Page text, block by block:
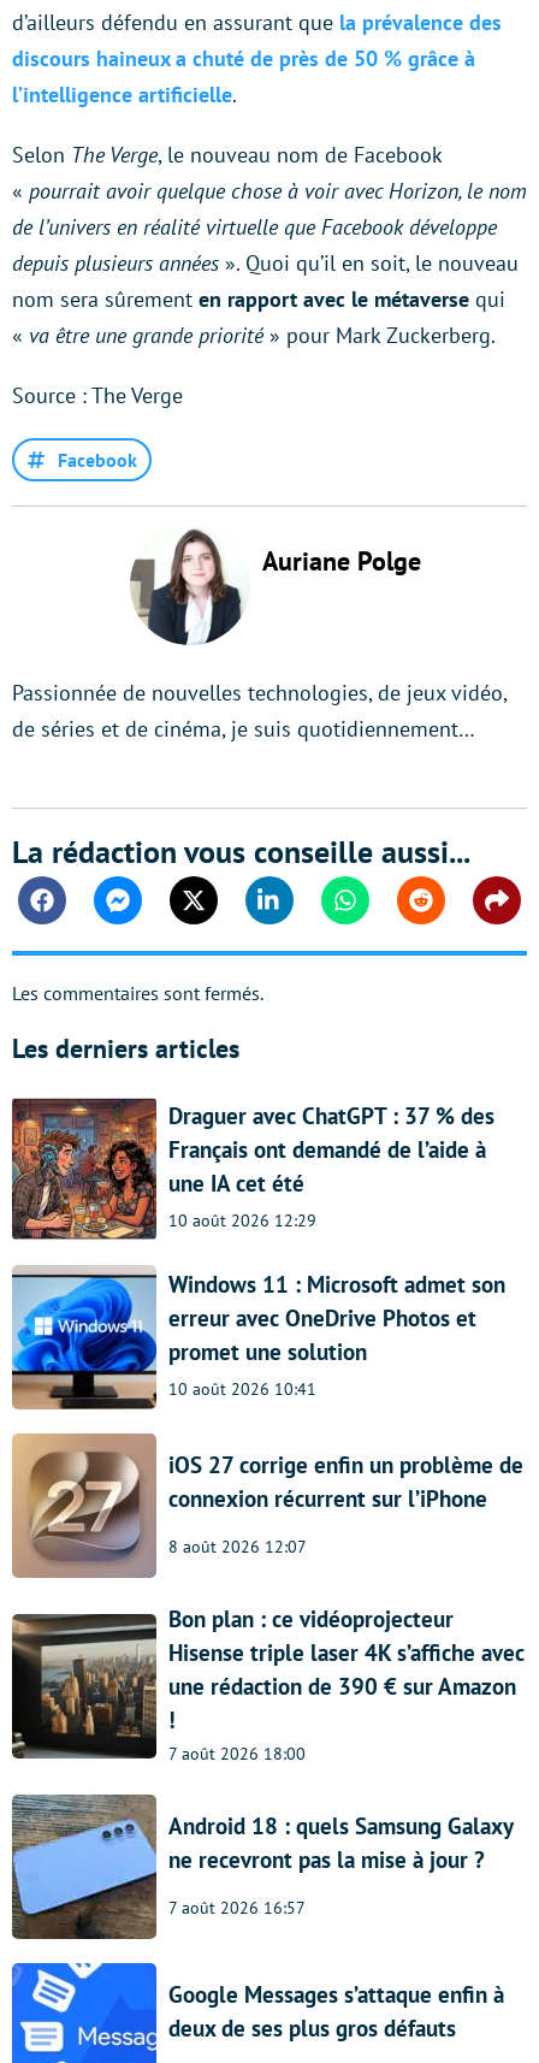
d’ailleurs défendu en assurant que la prévalence des
discours haineux a chuté de près de 50 % grâce à
l’intelligence artificielle.
Selon The Verge, le nouveau nom de Facebook
« pourrait avoir quelque chose à voir avec Horizon, le nom
de l’univers en réalité virtuelle que Facebook développe
depuis plusieurs années ». Quoi qu’il en soit, le nouveau
nom sera sûrement en rapport avec le métaverse qui
« va être une grande priorité» pour Mark Zuckerberg.
Source : The Verge
Facebook
Auriane Polge
Passionnée de nouvelles technologies, de jeux vidéo,
de séries et de cinéma, je suis quotidiennement…
La rédaction vous conseille aussi...
FacebookMessengerTwitter Linkedin WhatsappReddit
Les commentaires sont fermés.
Les derniers articles
Draguer avec ChatGPT : 37 % des
Français ont demandé de l’aide à
une IA cet été
10 août 2026 12:29
Windows 11 : Microsoft admet son
erreur avec OneDrive Photos et
promet une solution
10 août 2026 10:41
iOS 27 corrige enfin un problème de
connexion récurrent sur l’iPhone
8 août 2026 12:07
Bon plan : ce vidéoprojecteur
Hisense triple laser 4K s’affiche avec
une rédaction de 390 € sur Amazon
!
7 août 2026 18:00
Android 18 : quels Samsung Galaxy
ne recevront pas la mise à jour ?
7 août 2026 16:57
Google Messages s’attaque enfin à
deux de ses plus gros défauts